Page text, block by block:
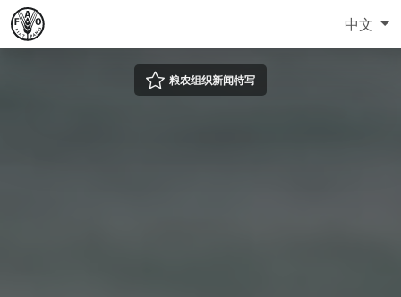
中文
粮农组织新闻特写